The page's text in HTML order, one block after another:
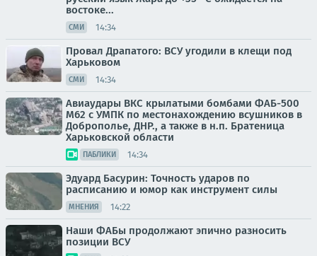
востоке...
СМИ 14:34
Провал Драпатого: ВСУ угодили в клещи под
Харьковом
СМИ 14:34
Авиаудары ВКС крылатыми бомбами ФАБ-500
М62 с УМПК по местонахождению всушников в
Доброполье, ДНР., а также в н.п. Братеница
Харьковской области
ПАБЛИКИ 14:34
Эдуард Басурин: Точность ударов по
расписанию и юмор как инструмент силы
МНЕНИЯ 14:22
Наши ФАБы продолжают эпично разносить
позиции ВСУ